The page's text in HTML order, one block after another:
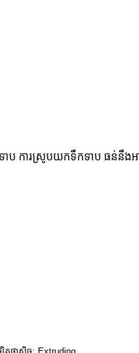
ាប ការស្រូបយកទឹកទាប ធន់នឹ